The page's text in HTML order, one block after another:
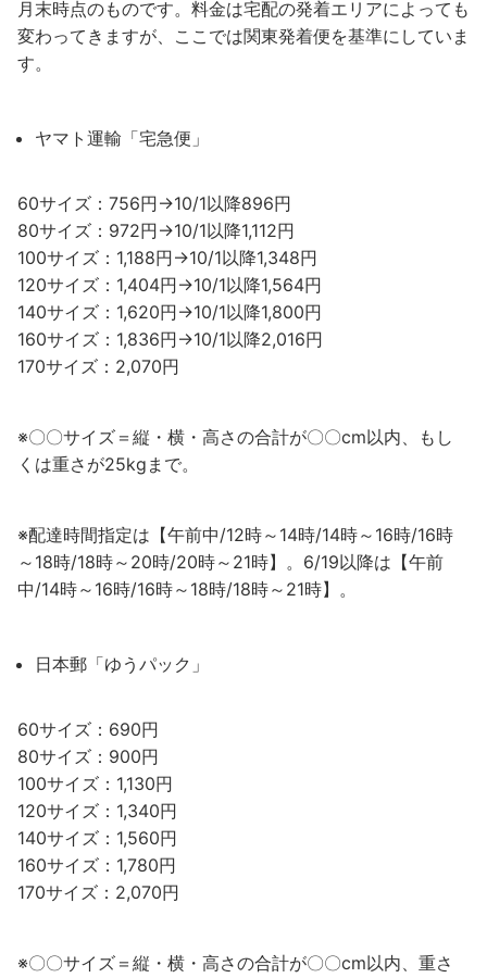
月末時点のものです。料金は宅配の発着エリアによっても
変わってきますが、ここでは関東発着便を基準にしていま
す。
ヤマト運輸「宅急便」
60サイズ：756円→10/1以降896円
80サイズ：972円→10/1以降1,112円
100サイズ：1,188円→10/1以降1,348円
120サイズ：1,404円→10/1以降1,564円
140サイズ：1,620円→10/1以降1,800円
160サイズ：1,836円→10/1以降2,016円
170サイズ：2,070円
※〇〇サイズ＝縦・横・高さの合計が〇〇cm以内、もし
くは重さが25kgまで。
※配達時間指定は【午前中/12時～14時/14時～16時/16時
～18時/18時～20時/20時～21時】。6/19以降は【午前
中/14時～16時/16時～18時/18時～21時】。
日本郵「ゆうパック」
60サイズ：690円
80サイズ：900円
100サイズ：1,130円
120サイズ：1,340円
140サイズ：1,560円
160サイズ：1,780円
170サイズ：2,070円
※〇〇サイズ＝縦・横・高さの合計が〇〇cm以内、重さ